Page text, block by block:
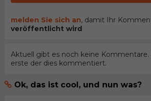
melden Sie sich an, damit Ihr
veröffentlicht wird
Aktuell gibt es noch keine Kommentare.
erste der dies kommentiert.
Ok, das ist cool, und nun was?